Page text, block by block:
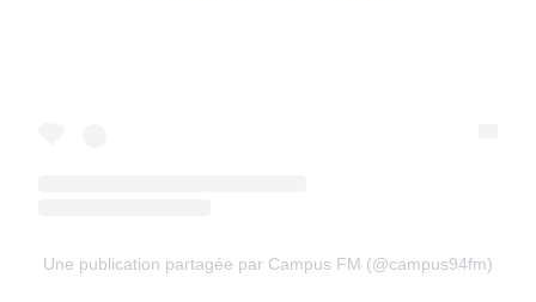
Une publication partagée par Campus FM (@campus94fm)